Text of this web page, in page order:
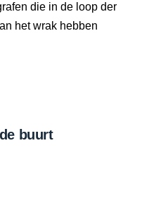
die in de loop der
het wrak hebben
buurt